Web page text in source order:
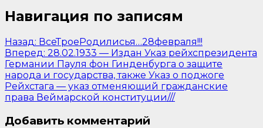
Навигация по записям
Назад: ВсеТроеРодилисья…28февраля!!!
Вперед: 28.02.1933 — Издан Указ рейхспрезидента
Германии Пауля фон Гинденбурга о защите
народа и государства, также Указ о поджоге
Рейхстага — указ отменяющий гражданские
права Веймарской конституции///
Добавить комментарий